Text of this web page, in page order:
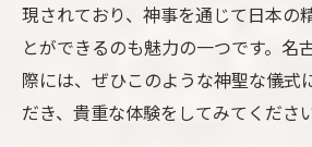
現されており、神事を通じて日本の
とができるのも魅力の一つです。名
際には、ぜひこのような神聖な儀式
だき、貴重な体験をしてみてください